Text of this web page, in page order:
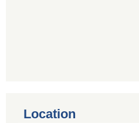
Location